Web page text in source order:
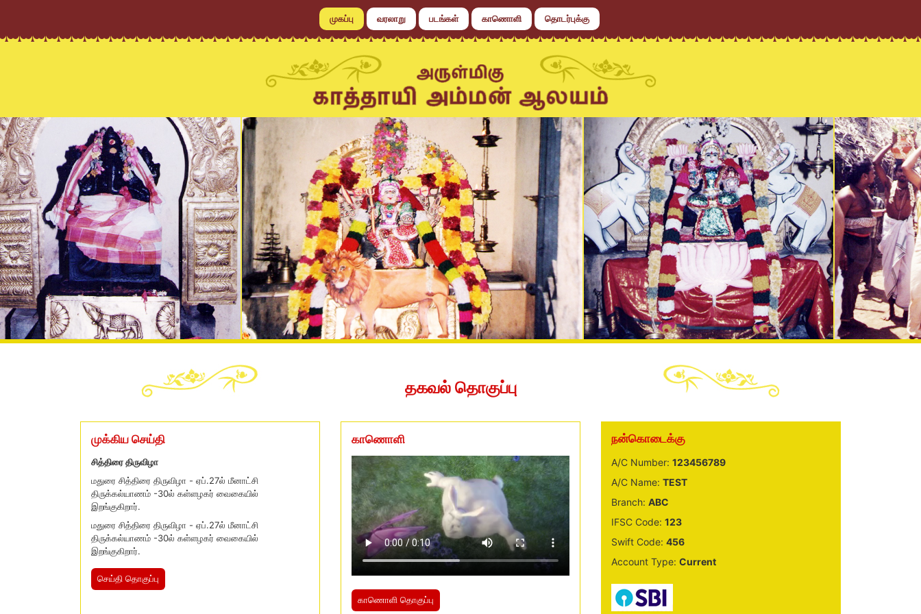
முகப்பு வரலாறு படங்கள் காணொளி தொடர்புக்கு
தகவல் தொகுப்பு
முக்கிய செய்தி
சித்திரை திருவிழா
மதுரை சித்திரை திருவிழா - ஏப்.27ல் மீனாட்சி
திருக்கல்யாணம் -30ல் கள்ளழகர் வைகையில்
இறங்குகிறார்.
மதுரை சித்திரை திருவிழா - ஏப்.27ல் மீனாட்சி
திருக்கல்யாணம் -30ல் கள்ளழகர் வைகையில்
இறங்குகிறார்.
செய்தி தொகுப்பு
காணொளி
காணொளி தொகுப்பு
நன்கொடைக்கு
A/C Number: 123456789
A/C Name: TEST
Branch: ABC
IFSC Code: 123
Swift Code: 456
Account Type: Current